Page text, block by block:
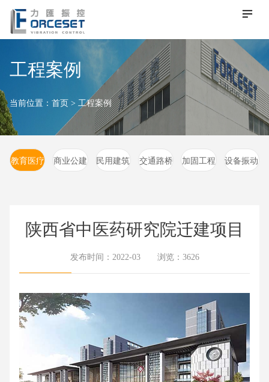
工程案例
当前位置： 首页 > 工程案例
教育医疗 商业公建 民用建筑 交通路桥 加固工程 设备振动
陕西省中医药研究院迁建项目
发布时间：2022-03 浏览：3626